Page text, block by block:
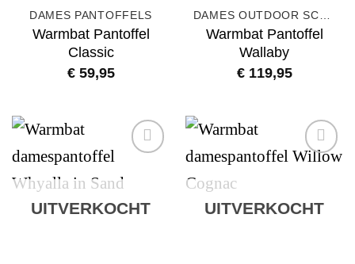
DAMES PANTOFFELS
Warmbat Pantoffel
Classic
€59,95
DAMES OUTDOOR SCHOENEN
Warmbat Pantoffel
Wallaby
€119,95
UITVERKOCHT UITVERKOCHT